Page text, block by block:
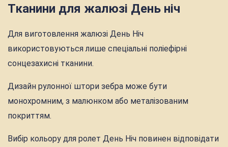
Тканини для жалюзі День ніч
Для виготовлення жалюзі День Ніч
використовуються лише спеціальні поліефірні
сонцезахисні тканини.
Дизайн рулонної штори зебра може бути
монохромним, з малюнком або металізованим
покриттям.
Вибір кольору для ролет День Ніч повинен відповідати